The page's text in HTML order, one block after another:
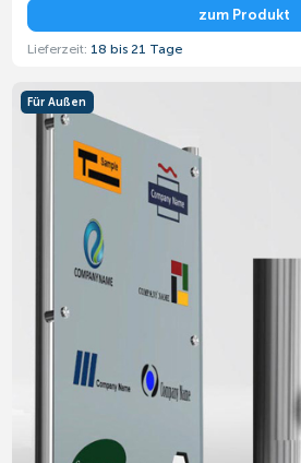
zum Produkt
Lieferzeit: 18 bis 21 Tage
Für Außen